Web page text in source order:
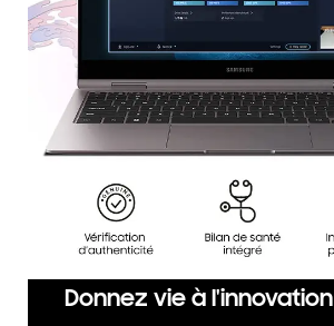
Donnez vie à l'innovation